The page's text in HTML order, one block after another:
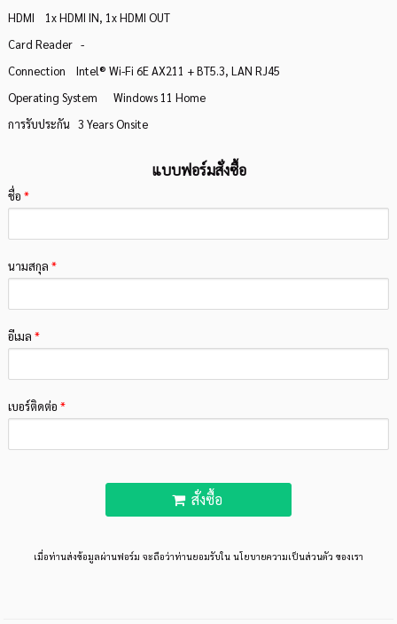
HDMI 1x HDMI IN, 1x HDMI OUT
Card Reader -
Connection Intel® Wi-Fi 6E AX211 + BT5.3, LAN RJ45
Operating System Windows 11 Home
การรับประกัน 3 Years Onsite
แบบฟอร์มสั่งซื้อ
ชื่อ*
นามสกุล*
อีเมล*
เบอร์ติดต่อ*
สั่งซื้อ
เมื่อท่านส่งข้อมูลผ่านฟอร์ม จะถือว่าท่านยอมรับใน นโยบายความเป็นส่วนตัว ของเรา